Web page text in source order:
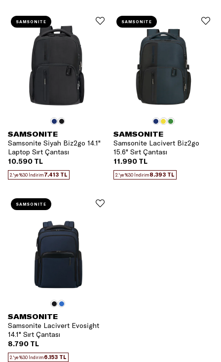
SAMSONITE
Samsonite Siyah Biz2go 14.1"
Laptop Sırt Çantası
10.590 TL
2.'ye %30 İndirim7.413 TL
SAMSONITE
SAMSONITE
Samsonite Lacivert Biz2go
15.6" Sırt Çantası
11.990 TL
2.'ye %30 İndirim8.393 TL
SAMSONITE
SAMSONITE
Samsonite Lacivert Evosight
14.1" Sırt Çantası
8.790 TL
2.'ye %30 İndirim6.153 TL
SAMSONITE